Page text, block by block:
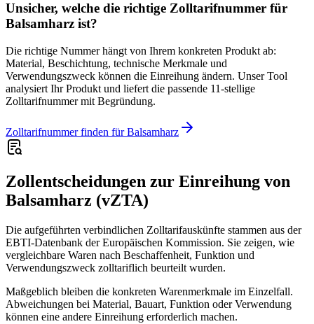
Unsicher, welche die richtige Zolltarifnummer für
Balsamharz ist?
Die richtige Nummer hängt von Ihrem konkreten Produkt ab:
Material, Beschichtung, technische Merkmale und
Verwendungszweck können die Einreihung ändern. Unser Tool
analysiert Ihr Produkt und liefert die passende 11-stellige
Zolltarifnummer mit Begründung.
Zolltarifnummer finden für Balsamharz
Zollentscheidungen zur Einreihung von
Balsamharz (vZTA)
Die aufgeführten verbindlichen Zolltarifauskünfte stammen aus der
EBTI-Datenbank der Europäischen Kommission. Sie zeigen, wie
vergleichbare Waren nach Beschaffenheit, Funktion und
Verwendungszweck zolltariflich beurteilt wurden.
Maßgeblich bleiben die konkreten Warenmerkmale im Einzelfall.
Abweichungen bei Material, Bauart, Funktion oder Verwendung
können eine andere Einreihung erforderlich machen.